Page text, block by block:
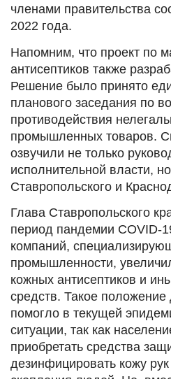
членами правительства
2022 года.
Напомним, что проект по
антисептиков также
Решение было принято
планового заседания по
противодействия
промышленных товаров.
озвучили не только
исполнительной власти,
Ставропольского и
Глава Ставропольского
период пандемии COVID-
компаний,
промышленности,
кожных антисептиков и
средств. Такое
помогло в текущей
ситуации, так как
приобретать средства
дезинфицировать кожу